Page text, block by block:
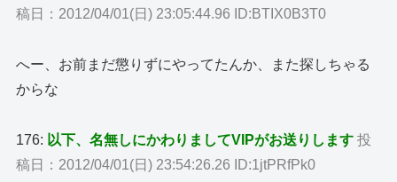
稿日：2012/04/01(日) 23:05:44.96 ID:BTIX0B3T0
へー、お前まだ懲りずにやってたんか、また探しちゃる
からな
176: 以下、名無しにかわりましてVIPがお送りします 投
稿日：2012/04/01(日) 23:54:26.26 ID:1jtPRfPk0